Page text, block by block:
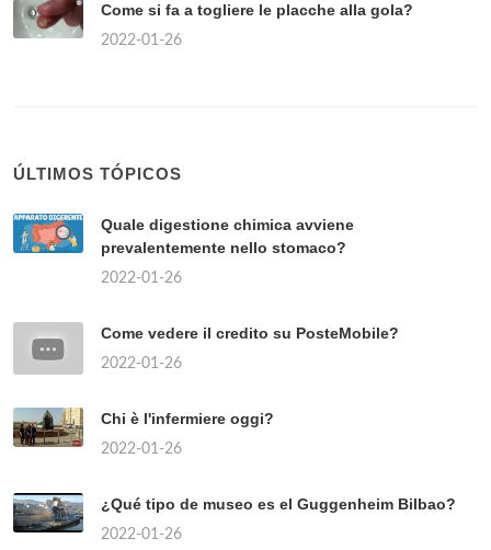
Come si fa a togliere le placche alla gola?
2022-01-26
ÚLTIMOS TÓPICOS
Quale digestione chimica avviene
prevalentemente nello stomaco?
2022-01-26
Come vedere il credito su PosteMobile?
2022-01-26
Chi è l'infermiere oggi?
2022-01-26
¿Qué tipo de museo es el Guggenheim Bilbao?
2022-01-26